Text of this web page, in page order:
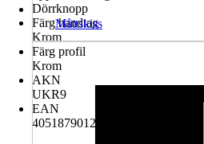
Dörrknopp
Färg handtag
Krom
Färg profil
Krom
AKN
UKR9
EAN
4051879012836
Måttskiss